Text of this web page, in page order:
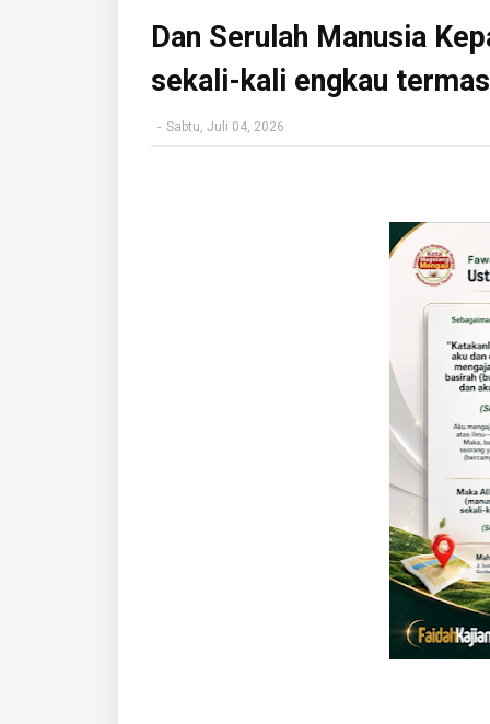
Dan Serulah Manusia
sekali-kali engkau
- Sabtu, Juli 04, 2026